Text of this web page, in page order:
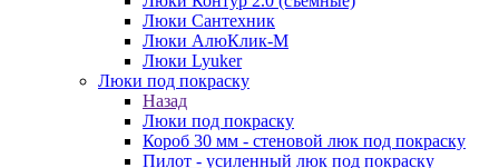
Люки Сантехник
Люки АлюКлик-М
Люки Lyuker
Люки под покраску
Назад
Люки под покраску
Короб 30 мм - стеновой люк под покраску
Пилот - усиленный люк под покраску